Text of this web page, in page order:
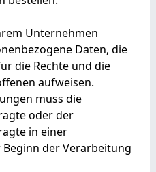
Unternehmen
Daten, die
die Rechte und die
aufweisen.
muss die
oder der
in einer
der Verarbeitung